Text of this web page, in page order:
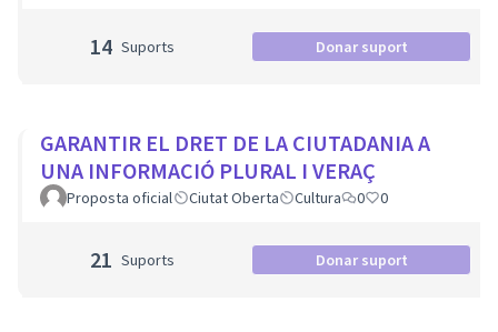
14 Suports Donar suport
GARANTIR EL DRET DE LA CIUTADANIA A
UNA INFORMACIÓ PLURAL I VERAÇ
Proposta oficial Ciutat Oberta Cultura 0 0
21 Suports Donar suport